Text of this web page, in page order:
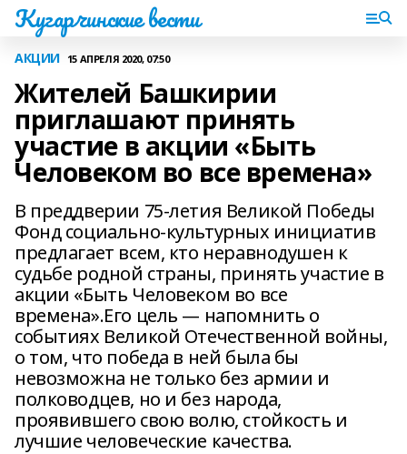
Кугарчинские вести
АКЦИИ 15 АПРЕЛЯ 2020, 07:50
Жителей Башкирии
приглашают принять
участие в акции «Быть
Человеком во все времена»
В преддверии 75-летия Великой Победы
Фонд социально-культурных инициатив
предлагает всем, кто неравнодушен к
судьбе родной страны, принять участие в
акции «Быть Человеком во все
времена».Его цель — напомнить о
событиях Великой Отечественной войны,
о том, что победа в ней была бы
невозможна не только без армии и
полководцев, но и без народа,
проявившего свою волю, стойкость и
лучшие человеческие качества.